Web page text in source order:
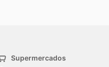
Supermercados